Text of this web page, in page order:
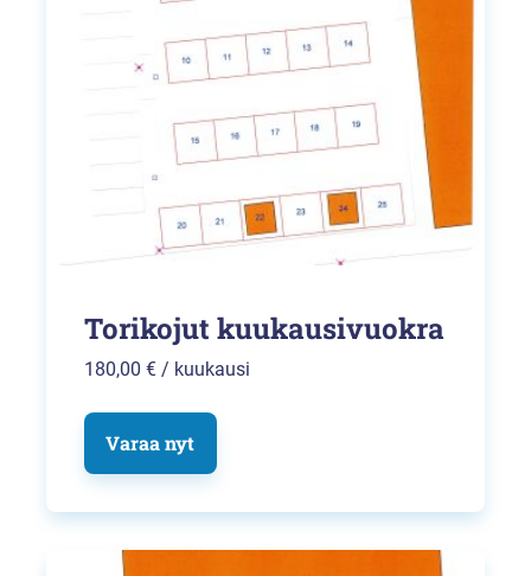
Torikojut kuukausivuokra
180,00 € / kuukausi
Varaa nyt